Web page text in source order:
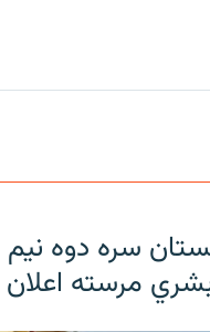
سره دوه نیم
بشري مرسته